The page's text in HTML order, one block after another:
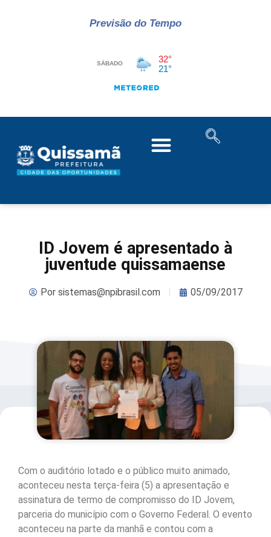
Previsão do Tempo
ID Jovem é apresentado à
juventude quissamaense
Porsistemas@npibrasil.com 05/09/2017
Com o auditório lotado e o público muito animado,
aconteceu nesta terça-feira (5) a apresentação e
assinatura de termo de compromisso do ID Jovem,
parceria do município com o Governo Federal. O evento
aconteceu na parte da manhã e contou com a